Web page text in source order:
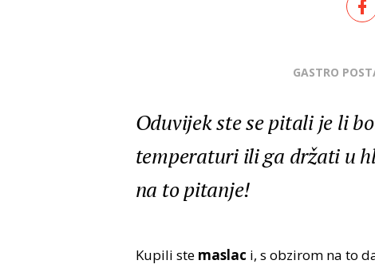
GASTRO
Oduvijek ste se pitali je li
temperaturi ili ga držati u
na to pitanje!
Kupili ste maslac i, s obzirom na to